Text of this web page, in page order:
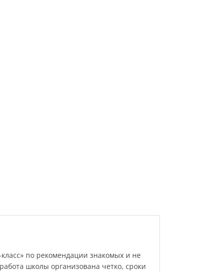
по рекомендации знакомых и не
школы организована четко, сроки